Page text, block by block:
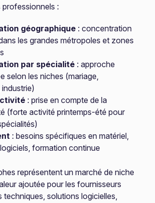
:
géographique : concentration
les grandes métropoles et zones
par spécialité : approche
selon les niches (mariage,
: prise en compte de la
(forte activité printemps-été pour
: besoins spécifiques en matériel,
formation continue
représentent un marché de niche
ajoutée pour les fournisseurs
techniques, solutions logicielles,